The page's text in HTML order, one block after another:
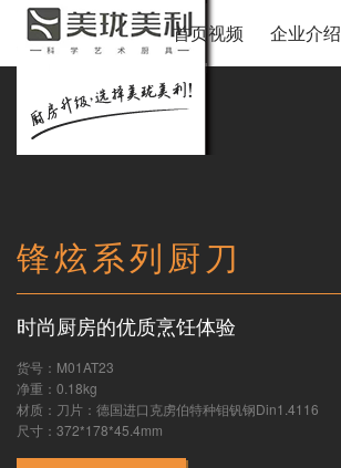
首页视频 企业介绍
锋炫系列厨刀
时尚厨房的优质烹饪体验
货号：M01AT23
净重：0.18kg
材质：刀片：德国进口克虏伯特种钼钒钢Din1.4116
尺寸：372*178*45.4mm